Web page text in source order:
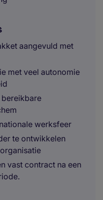
aangevuld met
met veel autonomie
bereikbare
werksfeer
te ontwikkelen
vast contract na een